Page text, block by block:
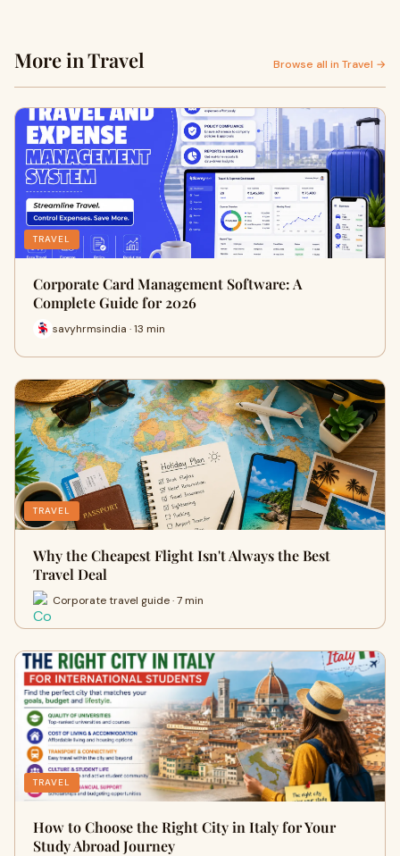
More in Travel Browse all in Travel →
TRAVEL
Corporate Card Management Software: A
Complete Guide for 2026
savyhrmsindia · 13 min
TRAVEL
Why the Cheapest Flight Isn't Always the Best
Travel Deal
Corporate travel guide · 7 min
TRAVEL
How to Choose the Right City in Italy for Your
Study Abroad Journey